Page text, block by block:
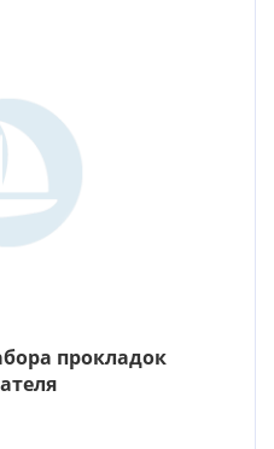
прокладок